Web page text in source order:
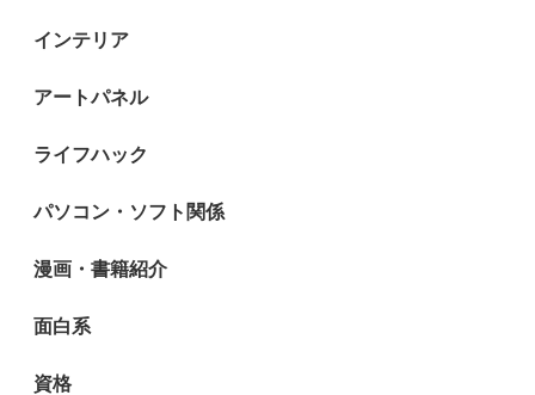
インテリア
アートパネル
ライフハック
パソコン・ソフト関係
漫画・書籍紹介
面白系
資格